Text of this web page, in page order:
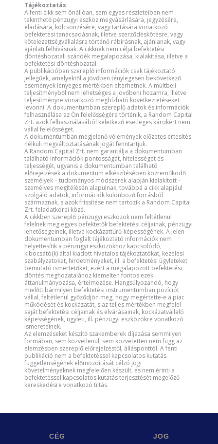
Tájékoztatás
A fenti cikk sem önállóan, sem egyes részleteiben nem
tekinthető pénzügyi eszköz megvásárlására, jegyzésére,
eladására, kölcsönzésére, vagy tartására vonatkozó
befektetési tanácsadásnak, illetve szerződéskötésre, vagy
kötelezettségvállalásra történő rábírásnak, ajánlanak, vagy
ajánlati felhívásnak. A cikknek nem célja befektetési
döntéshozatali szándék megalapozása, kialakítása, illetve a
befektetési döntéshozatal.
A publikációban szereplő információk csak tájékoztató
jellegűek, amelyektől a jövőben ténylegesen bekövetkező
események lényeges mértékben eltérhetnek. A múltbeli
teljesítményből nem lehetséges a jövőbeni hozamra, illetve
teljesítményre vonatkozó megbízható következtetéseket
levonni. A dokumentumban szereplő adatok és információk
felhasználása az Ön felelősségére történik, a Random Capital
Zrt. azok felhasználásából keletkező esetleges károkért nem
vállal felelősséget.
A dokumentumban megjelenő vélemények előzetes értesítés
nélküli megváltoztatásának jogát fenntartjuk.
A Random Capital Zrt. nem garantálja a dokumentumban
található információk pontosságát, hitelességét és
teljességét, ugyanis a dokumentumban található
előrejelzések a dokumentum elkészítésében közreműködő
személyek – tudományos módszerek alapján kialakított –
személyes megítélésén alapulnak, továbbá a cikk alapjául
szolgáló adatok, információk különböző forrásból
származnak, s azok frissítése nem tartozik a Random Capital
Zrt. feladatkörei közé.
A cikkben szereplő pénzügyi eszközök nem feltétlenül
felelnek meg egyes befektetők befektetési céljainak, pénzügyi
lehetőségeinek, illetve kockázattűrő-képességének. A jelen
dokumentumban foglalt tájékoztató információk nem
helyettesítik a pénzügyi eszközökhöz kapcsolódó,
kibocsátó(k) által kiadott hivatalos tájékoztatókat, kezelési
szabályzatokat, hirdetményeket, ill. a befektetési ügyleteket
bemutató ismertetőket, ezért a megalapozott befektetési
döntés meghozatalához kiemelten fontos ezek
áttanulmányozása, értelmezése. Hangsúlyozandó, hogy
mielőtt bármilyen befektetési instrumentumban pozíciót
vállal, feltétlenül győződjön meg, hogy megértette-e a piac
működését és kockázatát, s az teljes mértékben megfelel
saját befektetési céljainak és elvárásainak, kockázatvállaló
képességének, ügyleti, ill. pénzügyi eszközökre vonatkozó
ismereteinek.
Az elemzéseket készítő szakemberek díjazása semmilyen
formában, sem közvetlenül, sem közvetetten nem függ az
elemzésben szereplő előrejelzéstől, állásponttól. A fenti
publikáció nem a befektetéssel kapcsolatos kutatás
függetlenségének előmozdítását célzó jogi
követelményeknek megfelelően készült, és nem érinti a
befektetéssel kapcsolatos kutatás terjesztését megelőző
kereskedésre vonatkozó tiltás.
CÉG JOG